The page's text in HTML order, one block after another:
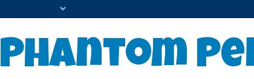
Phantom